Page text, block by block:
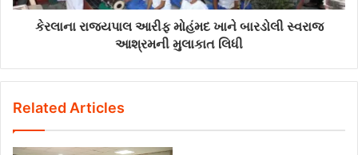
કેરલાના રાજયપાલ આરીફ મોહંમદ ખાને બારડોલી સ્વરાજ
આશ્રમની મુલાકાત લિધી
Related Articles